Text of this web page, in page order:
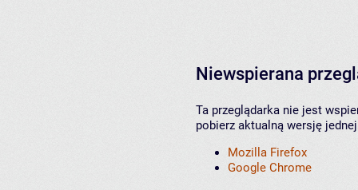
Niewspierana
Ta przeglądarka nie jest
pobierz aktualną wersję
Mozilla Firefox
Google Chrome